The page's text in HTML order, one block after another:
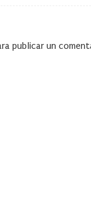
publicar un